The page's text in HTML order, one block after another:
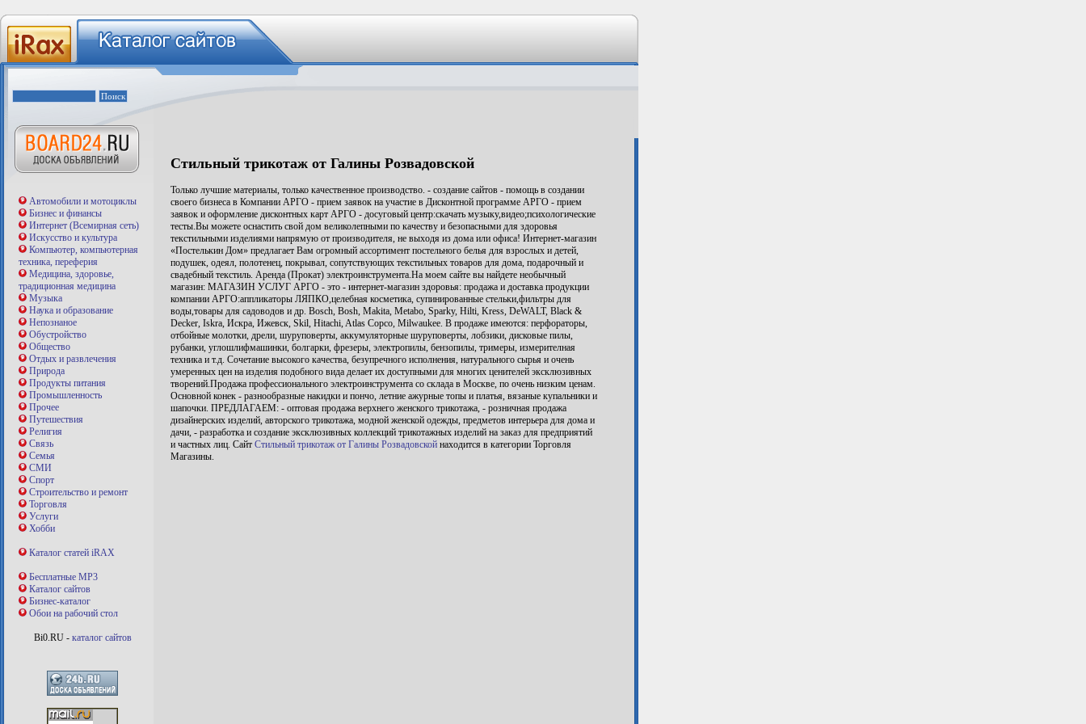
Автомобили и мотоциклы
Бизнес и финансы
Интернет (Всемирная сеть)
Искусство и культура
Компьютер, компьютерная
техника, переферия
Медицина, здоровье,
традиционная медицина
Музыка
Наука и образование
Непознаное
Обустройство
Общество
Отдых и развлечения
Природа
Продукты питания
Промышленность
Прочее
Путешествия
Религия
Связь
Семья
СМИ
Спорт
Строительство и ремонт
Торговля
Услуги
Хобби
Каталог статей iRAX
Бесплатные MP3
Каталог сайтов
Бизнес-каталог
Обои на рабочий стол
Bi0.RU - каталог сайтов
Стильный трикотаж от Галины Розвадовской
Только лучшие материалы, только качественное производство. - создание сайтов - помощь в создании
своего бизнеса в Компании АРГО - прием заявок на участие в Дисконтной программе АРГО - прием
заявок и оформление дисконтных карт АРГО - досуговый центр:скачать музыку,видео;психологические
тесты.Вы можете оснастить свой дом великолепными по качеству и безопасными для здоровья
текстильными изделиями напрямую от производителя, не выходя из дома или офиса! Интернет-магазин
«Постелькин Дом» предлагает Вам огромный ассортимент постельного белья для взрослых и детей,
подушек, одеял, полотенец, покрывал, сопутствующих текстильных товаров для дома, подарочный и
свадебный текстиль. Аренда (Прокат) электроинструмента.На моем сайте вы найдете необычный
магазин: МАГАЗИН УСЛУГ АРГО - это - интернет-магазин здоровья: продажа и доставка продукции
компании АРГО:аппликаторы ЛЯПКО,целебная косметика, супинированные стельки,фильтры для
воды,товары для садоводов и др. Bosch, Bosh, Makita, Metabo, Sparky, Hilti, Kress, DeWALT, Black &
Decker, Iskra, Искра, Ижевск, Skil, Hitachi, Atlas Copco, Milwaukee. В продаже имеются: перфораторы,
отбойные молотки, дрели, шуруповерты, аккумуляторные шуруповерты, лобзики, дисковые пилы,
рубанки, углошлифмашинки, болгарки, фрезеры, электропилы, бензопилы, тримеры, измерителная
техника и т.д. Сочетание высокого качества, безупречного исполнения, натурального сырья и очень
умеренных цен на изделия подобного вида делает их доступными для многих ценителей эксклюзивных
творений.Продажа профессионального электроинструмента со склада в Москве, по очень низким ценам.
Основной конек - разнообразные накидки и пончо, летние ажурные топы и платья, вязаные купальники и
шапочки. ПРЕДЛАГАЕМ: - оптовая продажа верхнего женского трикотажа, - розничная продажа
дизайнерских изделий, авторского трикотажа, модной женской одежды, предметов интерьера для дома и
дачи, - разработка и создание эксклюзивных коллекций трикотажных изделий на заказ для предприятий
и частных лиц. Сайт Стильный трикотаж от Галины Розвадовской находится в категории Торговля
Магазины.